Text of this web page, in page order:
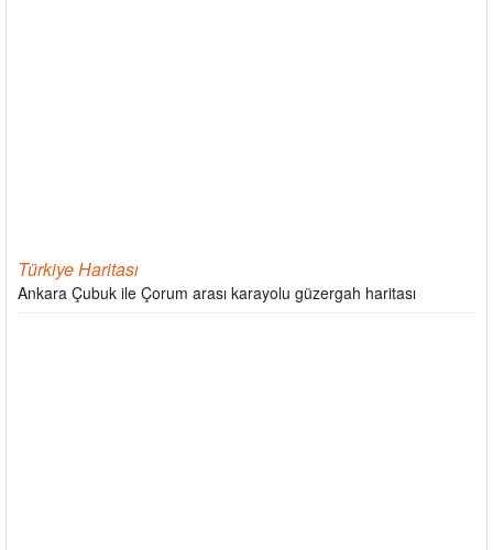
Türkiye Haritası
Ankara Çubuk ile Çorum arası karayolu güzergah haritası